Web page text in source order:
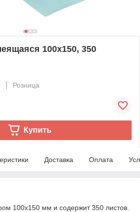
100х150, 350
Розница
Купить
Доставка Оплата
100x150 мм и содержит 350 листов.